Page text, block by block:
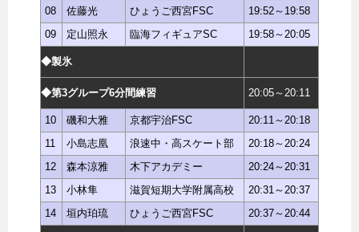
08
佐藤光 ひょうご西宮FSC
19:52～19:58
09
定山照永 臨海フィギュアSC 19:58～20:05
◆製氷
◆第3グループ6分間練習 20:05～20:11
10 磯和大雅 京都宇治FSC
20:11～20:18
11
小島志凰 浪速中・高スケート部
20:18～20:24
12
森本涼雅 木下アカデミー
20:24～20:31
13
小林隼 滋賀短期大学附属高校
20:31～20:37
14
垣内珀琉 ひょうご西宮FSC 20:37～20:44